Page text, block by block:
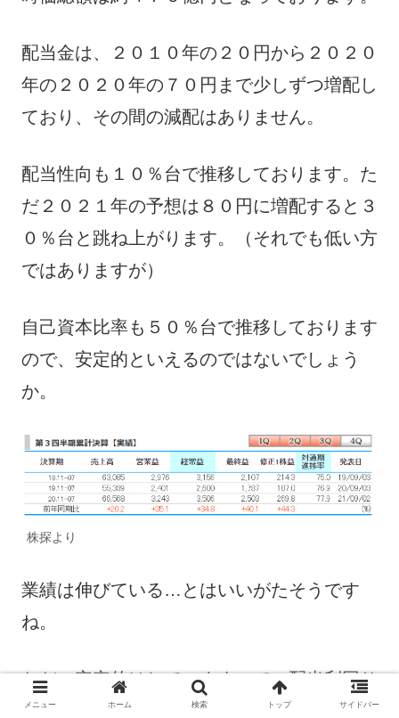
配当金は、２０１０年の２０円から２０２０
年の２０２０年の７０円まで少しずつ増配し
ており、その間の減配はありません。
配当性向も１０％台で推移しております。た
だ２０２１年の予想は８０円に増配すると３
０％台と跳ね上がります。（それでも低い方
ではありますが）
自己資本比率も５０％台で推移しております
ので、安定的といえるのではないでしょう
か。
株探より
業績は伸びている…とはいいがたそうです
ね。
ただ、安定的はしていますので、配当利回り
が高くなった時に買っておきたいような銘柄
メニュー ホーム 検索 トップ サイドバー